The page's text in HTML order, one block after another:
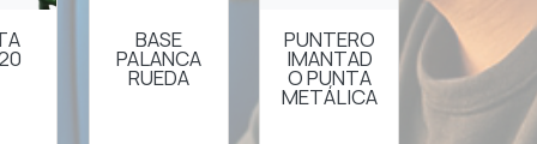
BASE
PALANCA
RUEDA
PUNTERO
IMANTAD
O PUNTA
METÁLICA